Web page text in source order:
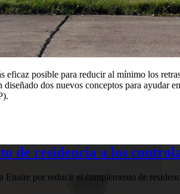
posible para reducir al mínimo los
dos nuevos conceptos para ayudar
de residencia a los
por reducir el complemento de